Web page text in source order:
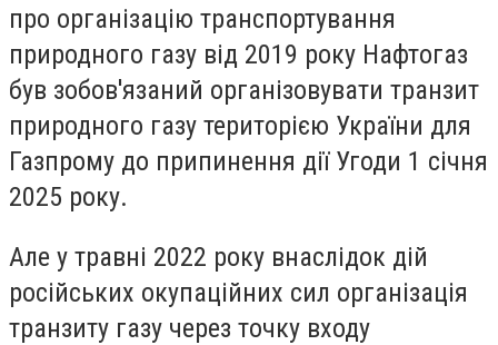
про організацію транспортування
природного газу від 2019 року Нафтогаз
був зобов'язаний організовувати транзит
природного газу територією України для
Газпрому до припинення дії Угоди 1 січня
2025 року.
Але у травні 2022 року внаслідок дій
російських окупаційних сил організація
транзиту газу через точку входу